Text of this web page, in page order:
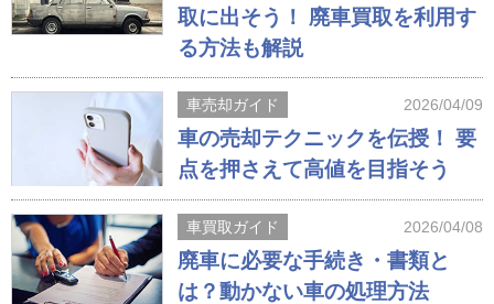
取に出そう！ 廃車買取を利用す
る方法も解説
車売却ガイド 2026/04/09
車の売却テクニックを伝授！ 要
点を押さえて高値を目指そう
車買取ガイド 2026/04/08
廃車に必要な手続き・書類と
は？動かない車の処理方法